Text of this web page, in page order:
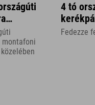
montafoni
4 tó
Fedezze